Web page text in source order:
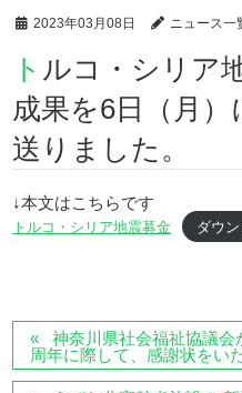
2023年03月08日 ニュース一
トルコ・シリア地震災害救援募金の
成果を6日（月）
送りました。
↓本文はこちらです
トルコ・シリア地震募金 ダウ
神奈川県社会福祉協議
周年に際して、感謝状をい